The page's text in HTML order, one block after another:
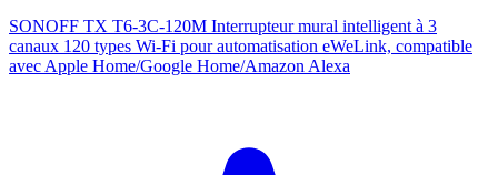
SONOFF TX T6-3C-120M Interrupteur mural intelligent à 3
canaux 120 types Wi-Fi pour automatisation eWeLink, compatible
avec Apple Home/Google Home/Amazon Alexa